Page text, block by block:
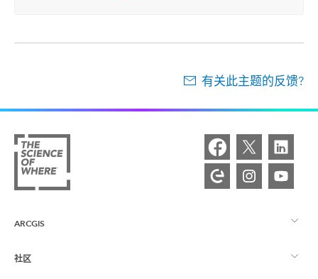
有关此主题的反馈?
ARCGIS
ArcGIS 概览
社区